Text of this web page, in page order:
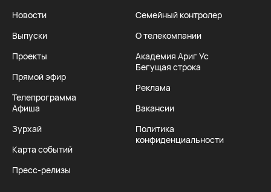
Новости
Выпуски
Проекты
Прямой эфир
Телепрограмма
Афиша
Зурхай
Карта событий
Пресс-релизы
Семейный контролер
О телекомпании
Академия Ариг Ус
Бегущая строка
Реклама
Вакансии
Политика
конфиденциальности